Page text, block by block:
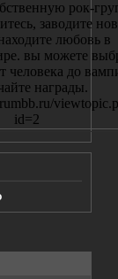
рок-
заводите
любовь в
вы можете
человека до
награды.
id=2